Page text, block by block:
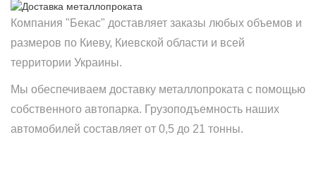
Компания "Бекас" доставляет заказы любых объемов и
размеров по Киеву, Киевской области и всей
территории Украины.
Мы обеспечиваем доставку металлопроката с помощью
собственного автопарка. Грузоподъемность наших
автомобилей составляет от 0,5 до 21 тонны.